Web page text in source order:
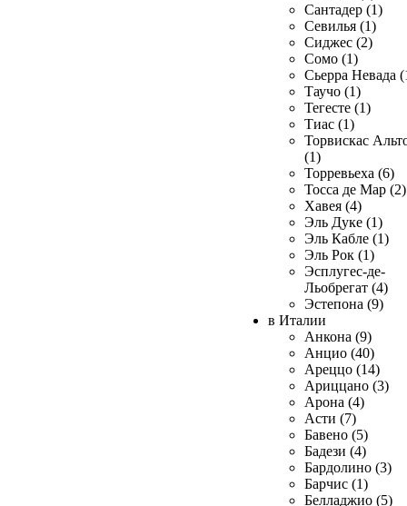
Сантадер (1)
Севилья (1)
Сиджес (2)
Сомо (1)
Сьерра Невада
Таучо (1)
Тегесте (1)
Тиас (1)
Торвискас
(1)
Торревьеха (6)
Тосса де Мар (2)
Хавея (4)
Эль Дуке (1)
Эль Кабле (1)
Эль Рок (1)
Эсплугес-де-
Льобрегат (4)
Эстепона (9)
в Италии
Анкона (9)
Анцио (40)
Ареццо (14)
Ариццано (3)
Арона (4)
Асти (7)
Бавено (5)
Бадези (4)
Бардолино (3)
Барчис (1)
Белладжио (5)